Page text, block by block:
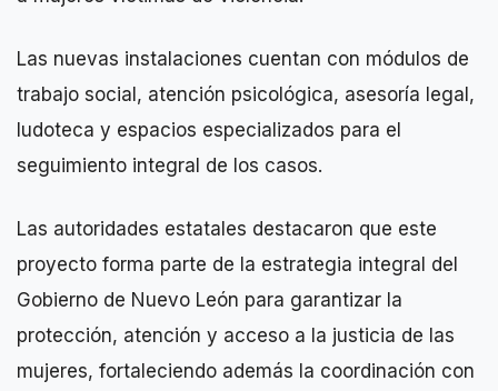
Las nuevas instalaciones cuentan con módulos de
trabajo social, atención psicológica, asesoría legal,
ludoteca y espacios especializados para el
seguimiento integral de los casos.
Las autoridades estatales destacaron que este
proyecto forma parte de la estrategia integral del
Gobierno de Nuevo León para garantizar la
protección, atención y acceso a la justicia de las
mujeres, fortaleciendo además la coordinación con